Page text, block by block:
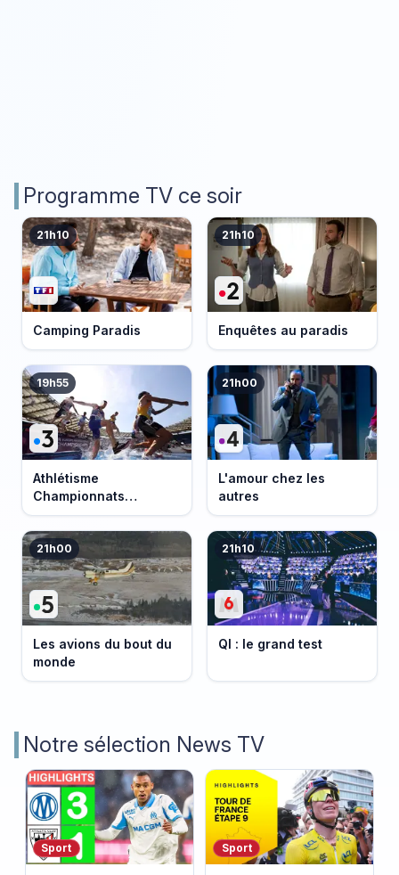
Programme TV ce soir
21h10
Camping Paradis
21h10
Enquêtes au paradis
19h55
Athlétisme
Championnats
d'Europe 2026
21h00
L'amour chez les
autres
21h00
Les avions du bout du
monde
21h10
QI : le grand test
Notre sélection News TV
Sport Sport